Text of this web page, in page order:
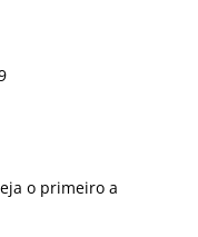
o primeiro a